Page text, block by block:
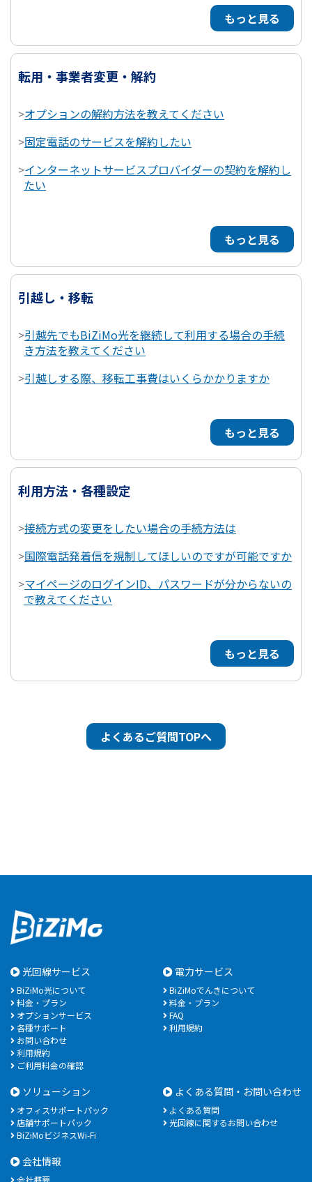
もっと見る
転用・事業者変更・解約
>オプションの解約方法を教えてください
>固定電話のサービスを解約したい
>インターネットサービスプロバイダーの契約を解約し
たい
もっと見る
引越し・移転
>引越先でもBiZiMo光を継続して利用する場合の手続
き方法を教えてください
>引越しする際、移転工事費はいくらかかりますか
もっと見る
利用方法・各種設定
>接続方式の変更をしたい場合の手続方法は
>国際電話発着信を規制してほしいのですが可能ですか
>マイページのログインID、パスワードが分からないの
で教えてください
もっと見る
よくあるご質問TOPへ
光回線サービス
BiZiMo光について
料金・プラン
オプションサービス
各種サポート
お問い合わせ
利用規約
ご利用料金の確認
電力サービス
BiZiMoでんきについて
料金・プラン
FAQ
利用規約
ソリューション
オフィスサポートパック
店舗サポートパック
BiZiMoビジネスWi-Fi
よくある質問・お問い合わせ
よくある質問
光回線に関するお問い合わせ
会社情報
会社概要